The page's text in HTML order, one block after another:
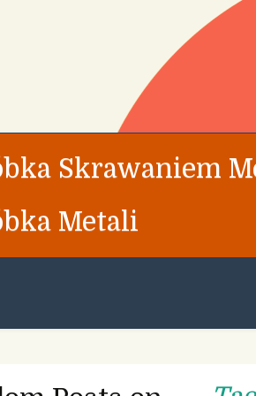
Skrawaniem
Metali